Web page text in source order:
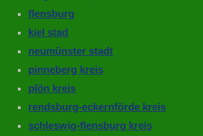
flensburg
kiel stad
neumünster stadt
pinneberg kreis
plön kreis
rendsburg-eckernförde kreis
schleswig-flensburg kreis